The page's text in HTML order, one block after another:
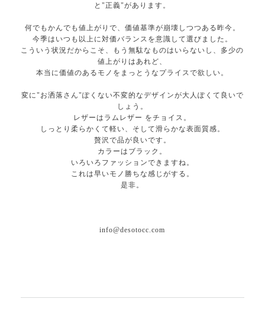
と"正義"があります。
何でもかんでも値上がりで、価値基準が崩壊しつつある昨今。
今季はいつも以上に対価バランスを意識して選びました。
こういう状況だからこそ、もう無駄なものはいらないし、多少の
値上がりはあれど、
本当に価値のあるモノをまっとうなプライスで欲しい。
変に"お洒落さん"ぽくない不変的なデザインが大人ぽくて良いで
しょう。
レザーはラムレザー をチョイス。
しっとり柔らかくて軽い、そして滑らかな表面質感。
贅沢で品が良いです。
カラーはブラック。
いろいろファッションできますね。
これは早いモノ勝ちな感じがする。
是非。
info@desotocc.com